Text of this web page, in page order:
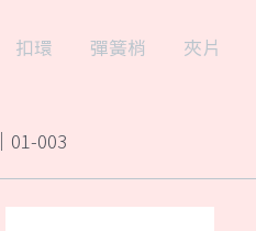
扣環 彈簧梢 夾片
｜01-003